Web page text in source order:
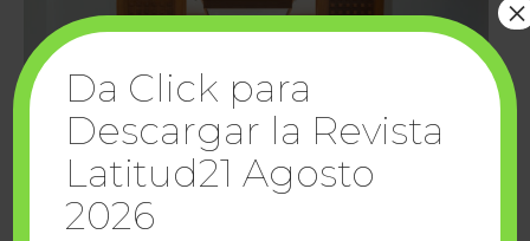
Da Click para
Descargar la Revista
Latitud21 Agosto
2026
×